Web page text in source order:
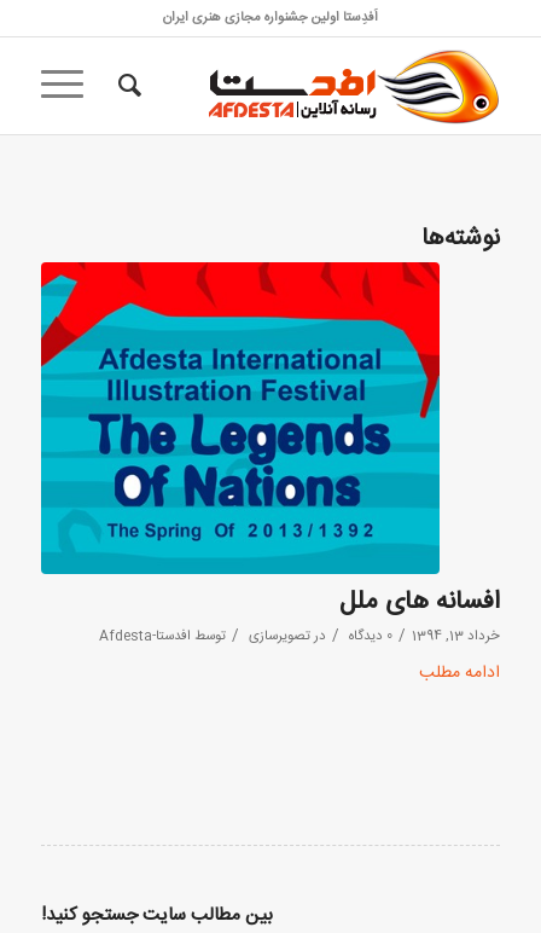
اَفدِستا اولین جشنواره مجازی هنری ایران
نوشته‌ها
افسانه های ملل
خرداد 13, 1394 / 0 دیدگاه / در تصویرسازی / توسط افدستا-Afdesta
ادامه مطلب
بین مطالب سایت جستجو کنید!